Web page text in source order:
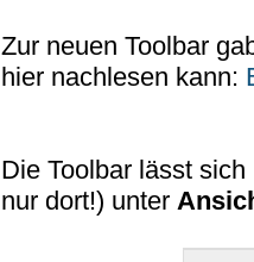
Zur neuen Toolbar
hier nachlesen kann:
Die Toolbar lässt
nur dort!) unter